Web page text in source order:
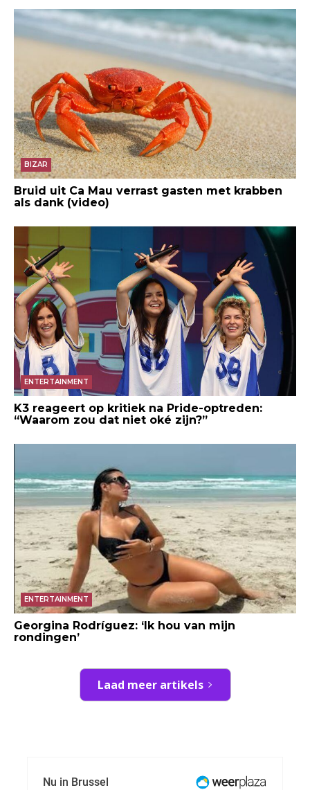
BIZAR
Bruid uit Ca Mau verrast gasten met krabben
als dank (video)
ENTERTAINMENT
K3 reageert op kritiek na Pride-optreden:
“Waarom zou dat niet oké zijn?”
ENTERTAINMENT
Georgina Rodríguez: ‘Ik hou van mijn
rondingen’
Laad meer artikels